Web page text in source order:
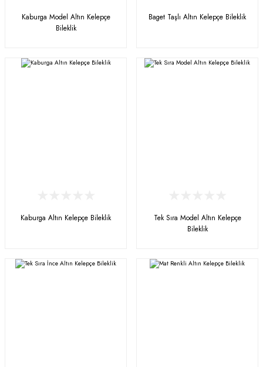
Kaburga Model Altın Kelepçe
Bileklik
Baget Taşlı Altın Kelepçe Bileklik
Kaburga Altın Kelepçe Bileklik
Tek Sıra Model Altın Kelepçe
Bileklik